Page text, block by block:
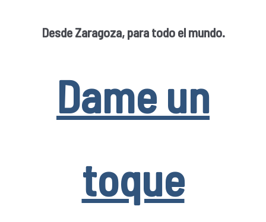
Desde Zaragoza, para todo el mundo.
Dame un
toque